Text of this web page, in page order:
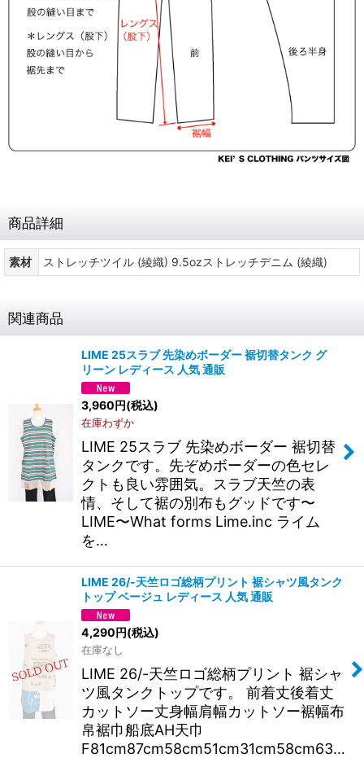
商品詳細
素材 ストレッチツイル (綾織) 9.5ozストレッチデニム (綾織)
関連商品
LIME 25スラブ 先染めボーダー 裾切替タンク グ
リーン レディース 人気 通販
3,960円(税込)
在庫わずか
LIME 25スラブ 先染めボーダー 裾切替
タンクです。先ぞめボーダーの色セレ
クトも良い雰囲気。スラブ天竺の表
情、そして裾の別布もグッドです〜
LIME〜What forms Lime.inc ライム
を…
LIME 26/-天竺ロゴ総柄プリント 裾シャツ風タンク
トップ ベージュ レディース 人気 通販
4,290円(税込)
在庫なし
LIME 26/-天竺ロゴ総柄プリント 裾シャ
ツ風タンクトップです。 前着丈後着丈
カットソー丈身幅肩幅カットソー裾幅布
帛裾巾船底AH天巾
F81cm87cm58cm51cm31cm58cm63…